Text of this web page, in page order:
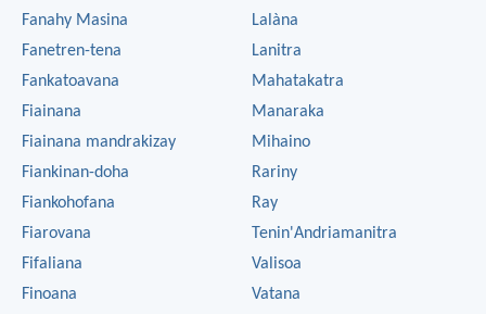
Fanahy Masina
Fanetren-tena
Fankatoavana
Fiainana
Fiainana mandrakizay
Fiankinan-doha
Fiankohofana
Fiarovana
Fifaliana
Finoana
Lalàna
Lanitra
Mahatakatra
Manaraka
Mihaino
Rariny
Ray
Tenin'Andriamanitra
Valisoa
Vatana